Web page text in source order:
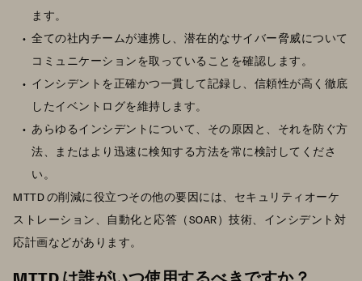
ます。
全ての社内チームが連携し、潜在的なサイバー脅威について
コミュニケーションを取っていることを確認します。
インシデントを正確かつ一貫して記録し、信頼性が高く徹底
したイベントログを維持します。
あらゆるインシデントについて、その原因と、それを防ぐ方
法、またはより迅速に検知する方法を常に検討してくださ
い。
MTTD の削減に役立つその他の要因には、セキュリティオーケ
ストレーション、自動化と応答（SOAR）技術、インシデント対
応計画などがあります。
MTTD は誰がいつ使用するべきですか？